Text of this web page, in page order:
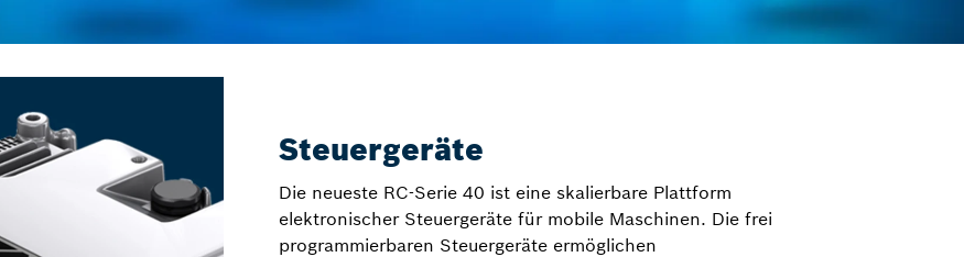
Steuergeräte
Die neueste RC-Serie 40 ist eine skalierbare Plattform
elektronischer Steuergeräte für mobile Maschinen. Die frei
programmierbaren Steuergeräte ermöglichen